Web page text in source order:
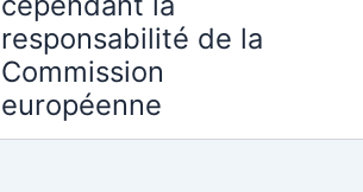
responsabilité de la
Commission
européenne